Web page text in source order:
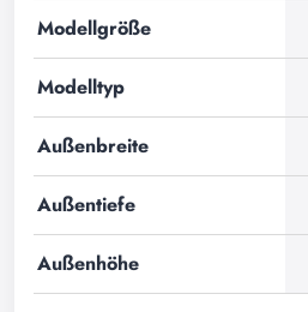
Modellgröße
Modelltyp
Außenbreite
Außentiefe
Außenhöhe